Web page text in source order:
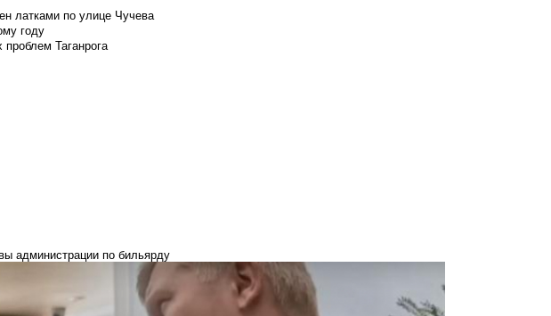
латками по улице Чучева
году
Таганрога
администрации по бильярду